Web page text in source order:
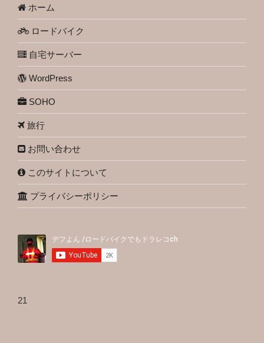
ホーム
ロードバイク
自宅サーバー
WordPress
SOHO
旅行
お問い合わせ
このサイトについて
プライバシーポリシー
21